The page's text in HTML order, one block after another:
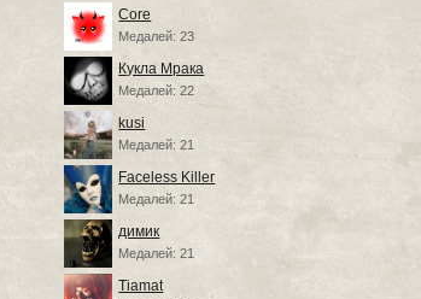
Core
Медалей: 23
Кукла Мрака
Медалей: 22
kusi
Медалей: 21
Faceless Killer
Медалей: 21
димик
Медалей: 21
Tiamat